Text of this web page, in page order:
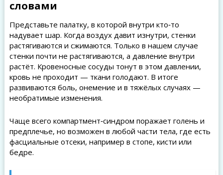
словами
Представьте палатку, в которой внутри кто‑то
надувает шар. Когда воздух давит изнутри, стенки
растягиваются и сжимаются. Только в нашем случае
стенки почти не растягиваются, а давление внутри
растёт. Кровеносные сосуды тонут в этом давлении,
кровь не проходит — ткани голодают. В итоге
развиваются боль, онемение и в тяжёлых случаях —
необратимые изменения.
Чаще всего компартмент‑синдром поражает голень и
предплечье, но возможен в любой части тела, где есть
фасциальные отсеки, например в стопе, кисти или
бедре.